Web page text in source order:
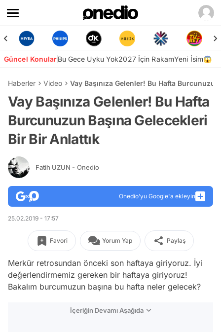
Güncel KonularBu Gece Uyku Yok2027 İçin RakamYeni İsim😱
Haberler Video Vay Başınıza Gelenler! Bu Hafta
Vay Başınıza Gelenler! Bu Hafta
Burcunuzun Başına Gelecekleri
Bir Bir Anlattık
Fatih UZUN - Onedio
Onedio’yu Google'a ekleyin
25.02.2019 - 17:57
Favori Yorum Yap Paylaş
Merkür retrosundan önceki son haftaya giriyoruz. İyi
değerlendirmemiz gereken bir haftaya giriyoruz!
Bakalım burcumuzun başına bu hafta neler gelecek?
İçeriğin Devamı Aşağıda